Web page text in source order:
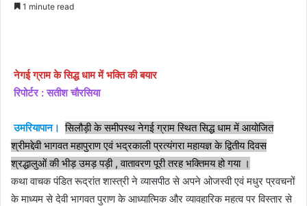
1 minute read
नेगई ग्राम के सिद्ध धाम में भक्ति की बयार
रिपोर्टर : सतीश चौरसिया
उमरियापान। सिलौड़ी के समीपस्थ नेगई ग्राम स्थित सिद्ध धाम में आयोजित
श्रीमद्देवी भागवत महापुराण एवं भद्रकाली प्रत्यंगरा महायज्ञ के द्वितीय दिवस
श्रद्धालुओं की भीड़ उमड़ पड़ी , वातावरण पूरी तरह भक्तिमय हो गया ।
कथा वाचक पंडित रूद्रांत शास्त्री ने व्यासपीठ से अपने ओजस्वी एवं मधुर प्रवचनों
के माध्यम से देवी भागवत पुराण के आध्यात्मिक और व्यावहारिक महत्व पर विस्तार से